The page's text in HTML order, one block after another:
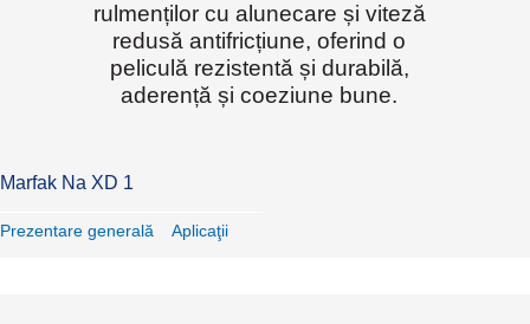
rulmenților cu alunecare și viteză
redusă antifricțiune, oferind o
peliculă rezistentă și durabilă,
aderență și coeziune bune.
Marfak Na XD 1
Prezentare generală Aplicaţii